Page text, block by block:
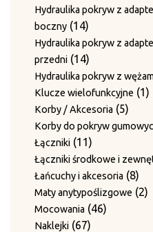
Sworznie ściany
Sworznie z pierścieniem
Tuleje / Pierścienie
Tuleje prowadzące (do
Tuleje prowadzenia
Wałki prowadzenia drutu
Wały haków skrętnych
Zestawy noży do płyt
Zestawy prowadnic
Zestawy przeciwnoży
Zestawy ścieralne bez
Zestawy ścieralne do 4-
Zgarniacza 99
Hydraulika pokryw z
boczny
1414
produktów
Hydraulika pokryw z
przedni
1414
produktów
Hydraulika pokryw z
Klucze wielofunkcyjne 11
Korby / Akcesoria 55
Korby do pokryw
Łączniki 1111
produktów
Łączniki środkowe i
Łańcuchy i akcesoria 88
Maty anytypoślizgowe 22
Mocowania 4646
Naklejki 6767